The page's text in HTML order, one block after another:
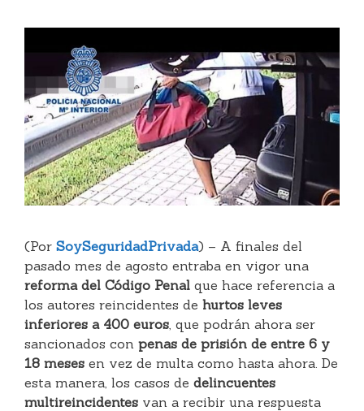
(Por SoySeguridadPrivada) – A finales del
pasado mes de agosto entraba en vigor una
reforma del Código Penal que hace referencia a
los autores reincidentes de hurtos leves
inferiores a 400 euros , que podrán ahora ser
sancionados con penas de prisión de entre 6 y
18 meses en vez de multa como hasta ahora. De
esta manera, los casos de delincuentes
multireincidentes van a recibir una respuesta